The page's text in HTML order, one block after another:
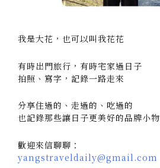
我是大花，也可以叫我花花
有時出門旅行，有時宅家過日子
拍照、寫字，記錄一路走來
分享住過的、走過的、吃過的
也記錄那些讓日子更美好的品牌小物
歡迎來信聊聊：
yangstraveldaily@gmail.com